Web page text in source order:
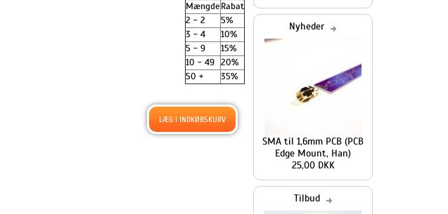
MængdeRabat
2 - 2
5%
3 - 4
10%
5 - 9
15%
10 - 49 20%
50 +
35%
Nyheder
SMA til 1,6mm PCB (PCB
Edge Mount, Han)
25,00 DKK
Tilbud